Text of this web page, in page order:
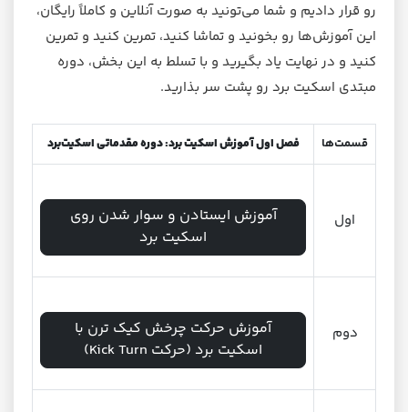
رو قرار دادیم و شما می‌تونید به صورت آنلاین و کاملاً رایگان،
این آموزش‌ها رو بخونید و تماشا کنید، تمرین کنید و تمرین
کنید و در نهایت یاد بگیرید و با تسلط به این بخش، دوره
مبتدی اسکیت برد رو پشت سر بذارید.
قسمت‌ها فصل اول آموزش اسکیت برد: دوره مقدماتی اسکیت‌برد
اول
آموزش ایستادن و سوار شدن روی
اسکیت برد
دوم
آموزش حرکت چرخش کیک ترن با
اسکیت برد (حرکت Kick Turn)